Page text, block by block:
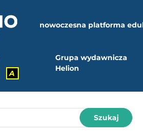
nowoczesna platforma
A
Grupa wydawnicza
Helion
Szukaj